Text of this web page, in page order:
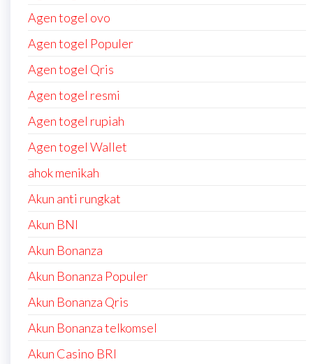
Agen togel ovo
Agen togel Populer
Agen togel Qris
Agen togel resmi
Agen togel rupiah
Agen togel Wallet
ahok menikah
Akun anti rungkat
Akun BNI
Akun Bonanza
Akun Bonanza Populer
Akun Bonanza Qris
Akun Bonanza telkomsel
Akun Casino BRI